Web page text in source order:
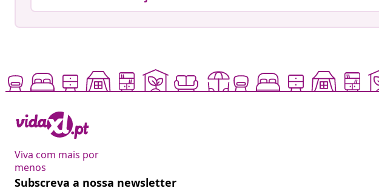
Viva com mais por
menos
Subscreva a nossa newsletter